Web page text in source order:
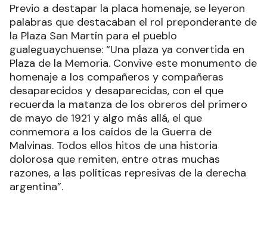
Previo a destapar la placa homenaje, se leyeron
palabras que destacaban el rol preponderante de
la Plaza San Martín para el pueblo
gualeguaychuense: “Una plaza ya convertida en
Plaza de la Memoria. Convive este monumento de
homenaje a los compañeros y compañeras
desaparecidos y desaparecidas, con el que
recuerda la matanza de los obreros del primero
de mayo de 1921 y algo más allá, el que
conmemora a los caídos de la Guerra de
Malvinas. Todos ellos hitos de una historia
dolorosa que remiten, entre otras muchas
razones, a las políticas represivas de la derecha
argentina”.